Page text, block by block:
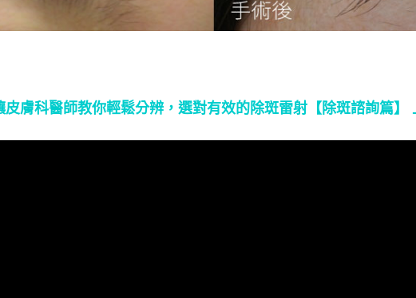
膚科醫師教你輕鬆分辨，選對有效的除斑雷射【除斑諮詢篇】